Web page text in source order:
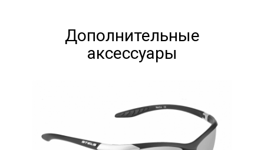
Дополнительные
аксессуары